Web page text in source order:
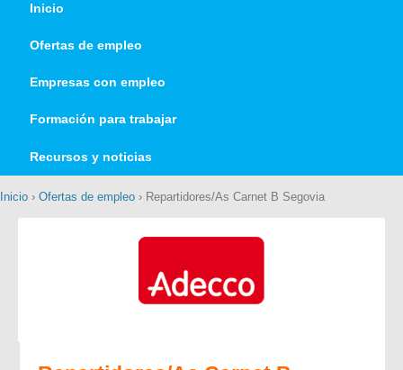
Inicio
Ofertas de empleo
Empresas con empleo
Formación para trabajar
Recursos y noticias
Inicio › Ofertas de empleo › Repartidores/As Carnet B Segovia